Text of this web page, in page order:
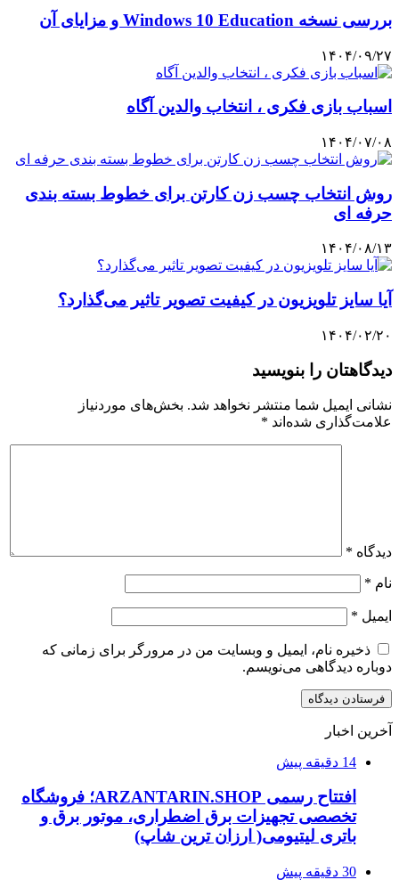
بررسی نسخه Windows 10 Education و مزایای آن
۱۴۰۴/۰۹/۲۷
اسباب بازی فکری ، انتخاب والدین آگاه
۱۴۰۴/۰۷/۰۸
روش انتخاب چسب زن کارتن برای خطوط بسته بندی
حرفه ای
۱۴۰۴/۰۸/۱۳
آیا سایز تلویزیون در کیفیت تصویر تاثیر می‌گذارد؟
۱۴۰۴/۰۲/۲۰
دیدگاهتان را بنویسید
نشانی ایمیل شما منتشر نخواهد شد. بخش‌های موردنیاز
علامت‌گذاری شده‌اند *
دیدگاه *
نام *
ایمیل *
ذخیره نام، ایمیل و وبسایت من در مرورگر برای زمانی که
دوباره دیدگاهی می‌نویسم.
آخرین اخبار
14 دقیقه پیش
افتتاح رسمی ARZANTARIN.SHOP؛ فروشگاه
تخصصی تجهیزات برق اضطراری، موتور برق و
باتری لیتیومی( ارزان ترین شاپ)
30 دقیقه پیش